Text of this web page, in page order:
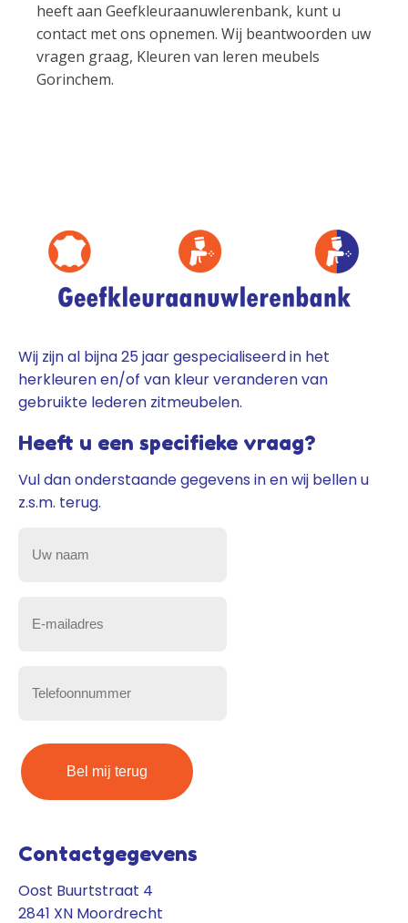
heeft aan Geefkleuraanuwlerenbank, kunt u
contact met ons opnemen. Wij beantwoorden uw
vragen graag, Kleuren van leren meubels
Gorinchem.
Wij zijn al bijna 25 jaar gespecialiseerd in het
herkleuren en/of van kleur veranderen van
gebruikte lederen zitmeubelen.
Heeft u een specifieke vraag?
Vul dan onderstaande gegevens in en wij bellen u
z.s.m. terug.
Uw
Telefoonnummer
Contactgegevens
Oost Buurtstraat 4
2841 XN Moordrecht